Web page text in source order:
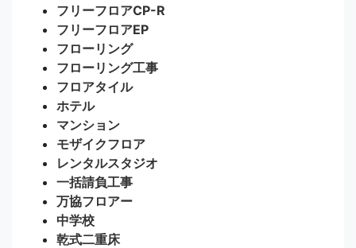
フリーフロアCP-R
フリーフロアEP
フローリング
フローリング工事
フロアタイル
ホテル
マンション
モザイクフロア
レンタルスタジオ
一括請負工事
万協フロアー
中学校
乾式二重床